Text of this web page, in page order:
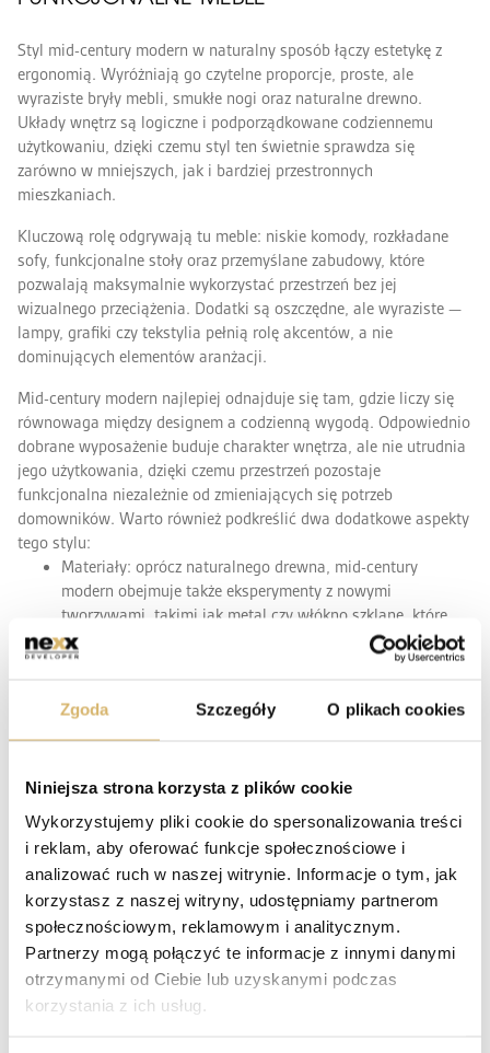
Zgoda Szczegóły O plikach cookies
Niniejsza strona korzysta z plików cookie
Wykorzystujemy pliki cookie do spersonalizowania treści
i reklam, aby oferować funkcje społecznościowe i
analizować ruch w naszej witrynie. Informacje o tym, jak
korzystasz z naszej witryny, udostępniamy partnerom
społecznościowym, reklamowym i analitycznym.
Partnerzy mogą połączyć te informacje z innymi danymi
otrzymanymi od Ciebie lub uzyskanymi podczas
korzystania z ich usług.
Styl mid-century modern w naturalny sposób łączy estetykę z
ergonomią. Wyróżniają go czytelne proporcje, proste, ale
wyraziste bryły mebli, smukłe nogi oraz naturalne drewno.
Układy wnętrz są logiczne i podporządkowane codziennemu
użytkowaniu, dzięki czemu styl ten świetnie sprawdza się
zarówno w mniejszych, jak i bardziej przestronnych
mieszkaniach.
Kluczową rolę odgrywają tu meble: niskie komody, rozkładane
sofy, funkcjonalne stoły oraz przemyślane zabudowy, które
pozwalają maksymalnie wykorzystać przestrzeń bez jej
wizualnego przeciążenia. Dodatki są oszczędne, ale wyraziste —
lampy, grafiki czy tekstylia pełnią rolę akcentów, a nie
dominujących elementów aranżacji.
Mid-century modern najlepiej odnajduje się tam, gdzie liczy się
równowaga między designem a codzienną wygodą. Odpowiednio
dobrane wyposażenie buduje charakter wnętrza, ale nie utrudnia
jego użytkowania, dzięki czemu przestrzeń pozostaje
funkcjonalna niezależnie od zmieniających się potrzeb
domowników. Warto również podkreślić dwa dodatkowe aspekty
tego stylu:
Materiały: oprócz naturalnego drewna, mid-century
modern obejmuje także eksperymenty z nowymi
tworzywami, takimi jak metal czy włókno szklane, które
dodają wnętrzom lekkości i nowoczesnego charakteru.
Kolorystyka: charakterystyczna paleta opiera się na
musztardowym, oliwkowym, terakotą czy granatem, które
nadają aranżacji energii i wyrazistości.
JAPANDI – RÓWNOWAGA MIĘDZY
PROSTOTĄ A CODZIENNYM KOMFORTEM
Styl japandi, łączący japońską powściągliwość ze skandynawską
funkcjonalnością, odpowiada na potrzebę spokoju i porządku we
wnętrzach. Opiera się on na prostych układach, harmonijnych
proporcjach i świadomym minimalizmie, w którym każdy element